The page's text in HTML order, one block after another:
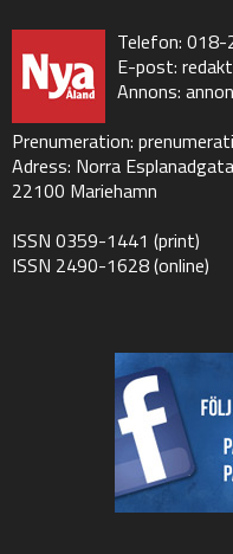
Telefon:
E-post:
Annons:
Prenumeration:
Adress: Norra
22100 Mariehamn
ISSN 0359-1441 (print)
ISSN 2490-1628 (online)